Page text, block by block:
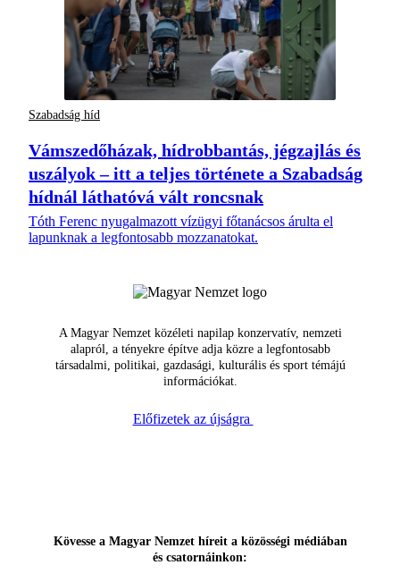
Szabadság híd
Vámszedőházak, hídrobbantás, jégzajlás és
uszályok – itt a teljes története a Szabadság
hídnál láthatóvá vált roncsnak
Tóth Ferenc nyugalmazott vízügyi főtanácsos árulta el
lapunknak a legfontosabb mozzanatokat.
A Magyar Nemzet közéleti napilap konzervatív, nemzeti
alapról, a tényekre építve adja közre a legfontosabb
társadalmi, politikai, gazdasági, kulturális és sport témájú
információkat.
Előfizetek az újságra
Kövesse a Magyar Nemzet híreit a közösségi médiában
és csatornáinkon: